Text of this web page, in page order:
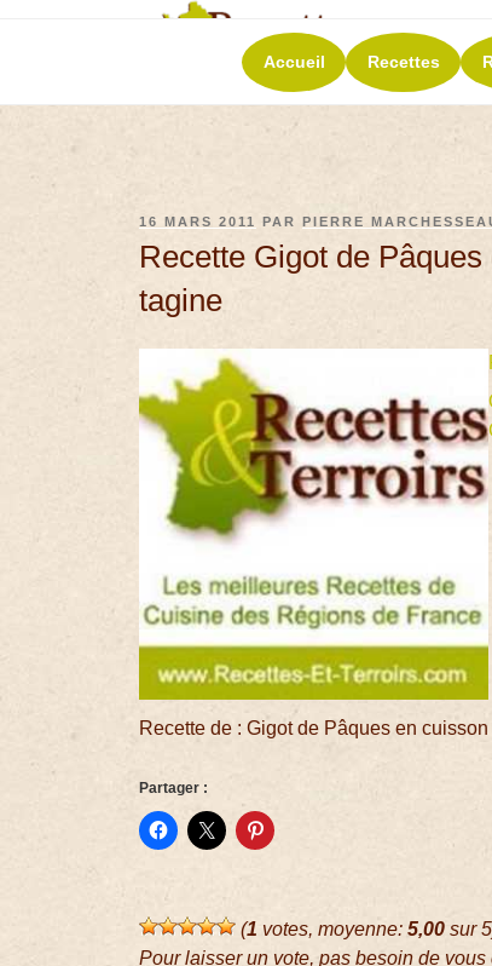
La
Accueil Recettes
16 MARS 2011 PARPIERRE
Recette Gigot de
tagine
Recette de : Gigot de Pâques en
Partager :
(1 votes, moyenne:5,00 sur
Pour laisser un vote, pas besoin de